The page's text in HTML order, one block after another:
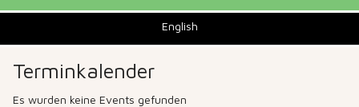
English
Terminkalender
Es wurden keine Events gefunden